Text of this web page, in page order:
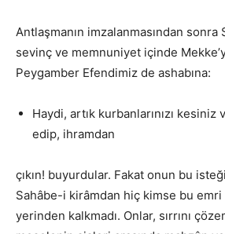
Antlaşmanın imzalanmasından sonra
sevinç ve memnuniyet içinde
Peygamber Efendimiz de ashabına:
Haydi, artık kurbanlarınızı kesiniz
edip, ihramdan
çıkın! buyurdular. Fakat onun bu isteği
Sahâbe-i kirâmdan hiç kimse bu
yerinden kalkmadı. Onlar, sırrını